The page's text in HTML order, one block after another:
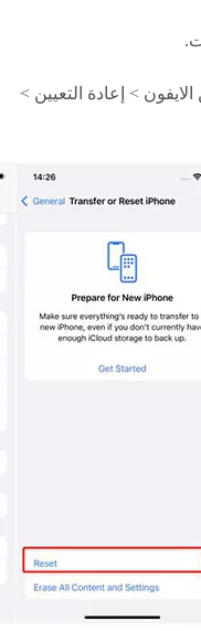
> إعادة التعيين >